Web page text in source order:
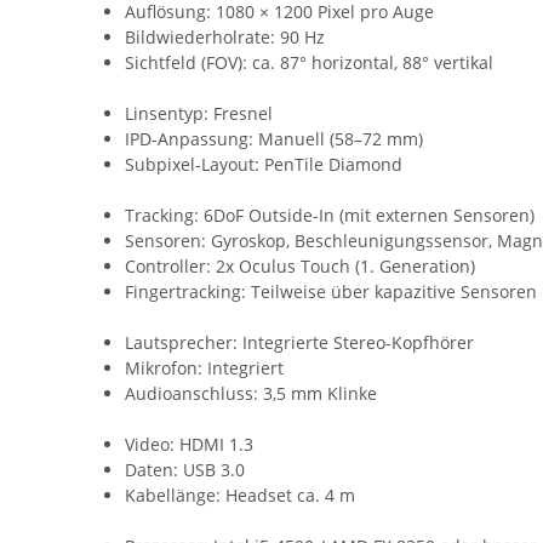
Auflösung: 1080 × 1200 Pixel pro Auge
Bildwiederholrate: 90 Hz
Sichtfeld (FOV): ca. 87° horizontal, 88° vertikal
Linsentyp: Fresnel
IPD-Anpassung: Manuell (58–72 mm)
Subpixel-Layout: PenTile Diamond
Tracking: 6DoF Outside-In (mit externen Sensoren)
Sensoren: Gyroskop, Beschleunigungssensor,
Controller: 2x Oculus Touch (1. Generation)
Fingertracking: Teilweise über kapazitive Sensoren
Lautsprecher: Integrierte Stereo-Kopfhörer
Mikrofon: Integriert
Audioanschluss: 3,5 mm Klinke
Video: HDMI 1.3
Daten: USB 3.0
Kabellänge: Headset ca. 4 m